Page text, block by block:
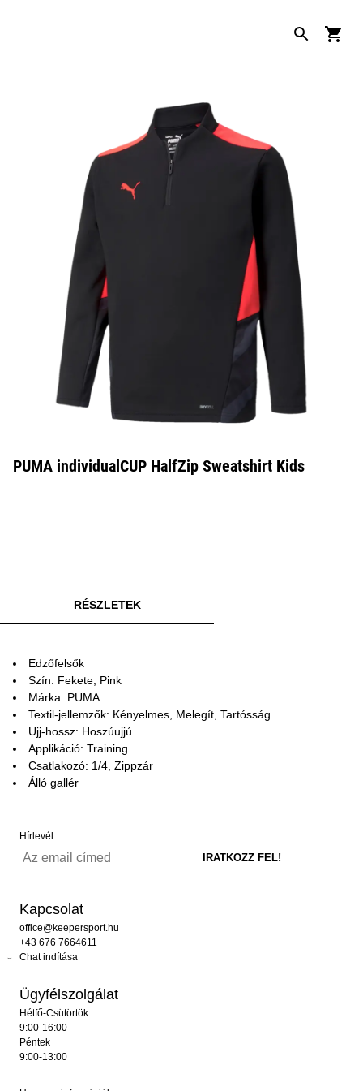
PUMA individualCUP HalfZip Sweatshirt Kids
RÉSZLETEK
Edzőfelsők
Szín: Fekete, Pink
Márka: PUMA
Textil-jellemzők: Kényelmes, Melegít, Tartósság
Ujj-hossz: Hoszúujjú
Applikáció: Training
Csatlakozó: 1/4, Zippzár
Álló gallér
Hírlevél
Kapcsolat
office@keepersport.hu
+43 676 7664611
Chat indítása
Ügyfélszolgálat
Hétfő-Csütörtök
9:00-16:00
Péntek
9:00-13:00